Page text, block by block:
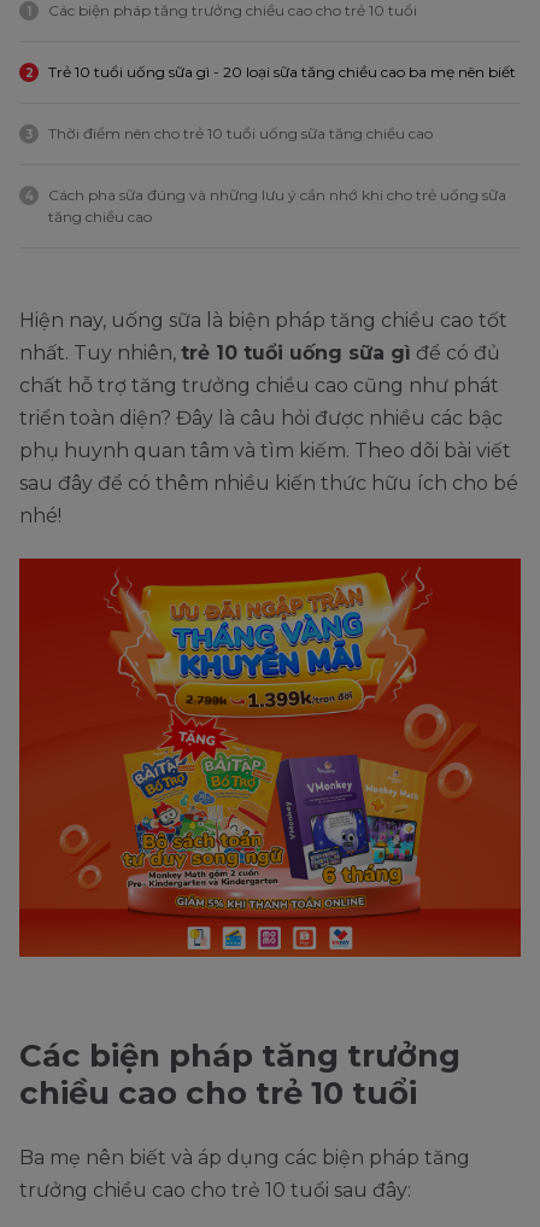
1 Các biện pháp tăng trưởng chiều cao cho trẻ 10 tuổi
2 Trẻ 10 tuổi uống sữa gì - 20 loại sữa tăng chiều cao ba mẹ nên biết
3 Thời điểm nên cho trẻ 10 tuổi uống sữa tăng chiều cao
4
Cách pha sữa đúng và những lưu ý cần nhớ khi cho trẻ uống sữa
tăng chiều cao
Hiện nay, uống sữa là biện pháp tăng chiều cao tốt
nhất. Tuy nhiên, trẻ 10 tuổi uống sữa gì để có đủ
chất hỗ trợ tăng trưởng chiều cao cũng như phát
triển toàn diện? Đây là câu hỏi được nhiều các bậc
phụ huynh quan tâm và tìm kiếm. Theo dõi bài viết
sau đây để có thêm nhiều kiến thức hữu ích cho bé
nhé!
Các biện pháp tăng trưởng
chiều cao cho trẻ 10 tuổi
Ba mẹ nên biết và áp dụng các biện pháp tăng
trưởng chiều cao cho trẻ 10 tuổi sau đây: